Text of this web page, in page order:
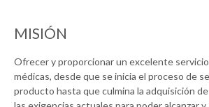
MISIÓN
Ofrecer y proporcionar un excelente
médicas, desde que se inicia el proceso de
producto hasta que culmina la adquisición